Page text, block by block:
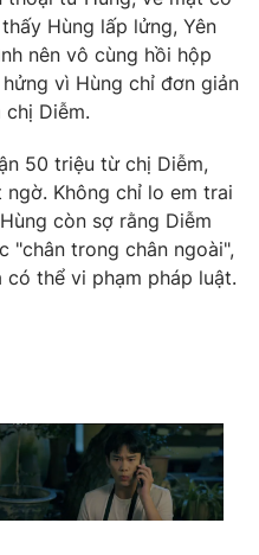
Việt Nam
điện tử số 483/GP-BTTTT
Hạnh, Phạm Quốc Thắng,
355 932
897
Hùng lấp lửng, Yên
nên vô cùng hồi hộp
vì Hùng chỉ đơn giản
Diễm.
50 triệu từ chị Diễm,
Không chỉ lo em trai
còn sợ rằng Diễm
"chân trong chân ngoài",
thể vi phạm pháp luật.